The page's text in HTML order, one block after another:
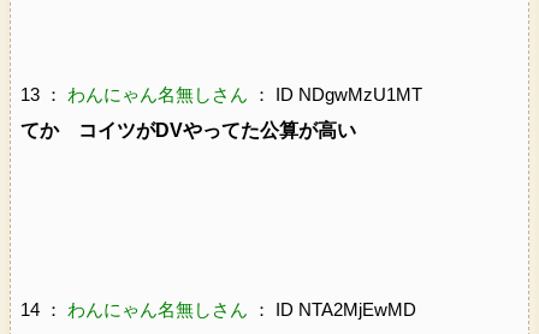
13 ： わんにゃん名無しさん ： ID NDgwMzU1MT
てか コイツがDVやってた公算が高い
14 ： わんにゃん名無しさん ： ID NTA2MjEwMD